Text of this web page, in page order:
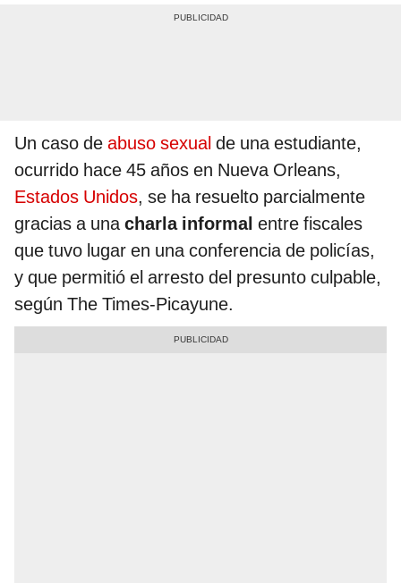
Un caso de abuso sexual de una estudiante,
ocurrido hace 45 años en Nueva Orleans,
Estados Unidos, se ha resuelto parcialmente
gracias a unacharla informal entre fiscales
que tuvo lugar en una conferencia de policías,
y que permitió el arresto del presunto culpable,
según The Times-Picayune.